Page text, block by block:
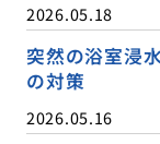
2026.05.18
突然の浴室浸
の対策
2026.05.16